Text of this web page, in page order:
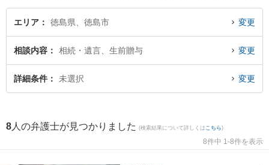
き便利です。特にベリーベスト法律事務所 徳島オフィスの細谷 健人弁護士や弁
護士法人津川総合法律事務所の遠藤 理恵子弁護士、弁護士法人徳島合同法律事
士に相談したい』『生前贈与のトラブル解決の実績豊富な近くの弁護士を検索
したい』『初回相談無料で生前贈与を法律相談できる徳島市内の弁護士に相談
予約したい』などでお困りの相談者さんにおすすめです。
エリア 徳島県、徳島市 変更
相談内容 相続・遺言、生前贈与 変更
詳細条件 未選択 変更
8 人の弁護士が見つかりました (検索結果について詳しくは こちら)
8件中 1-8件を表示